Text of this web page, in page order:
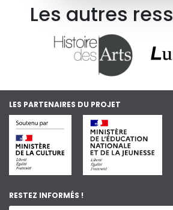
Les autres
LES PARTENAIRES DU PROJET
RESTEZ INFORMÉS !